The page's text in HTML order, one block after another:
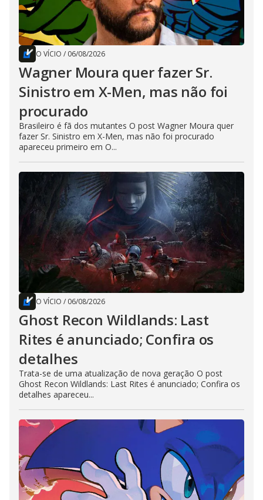
O VÍCIO / 06/08/2026
Wagner Moura quer fazer Sr.
Sinistro em X-Men, mas não foi
procurado
Brasileiro é fã dos mutantes O post Wagner Moura quer
fazer Sr. Sinistro em X-Men, mas não foi procurado
apareceu primeiro em O...
O VÍCIO / 06/08/2026
Ghost Recon Wildlands: Last
Rites é anunciado; Confira os
detalhes
Trata-se de uma atualização de nova geração O post
Ghost Recon Wildlands: Last Rites é anunciado; Confira os
detalhes apareceu...